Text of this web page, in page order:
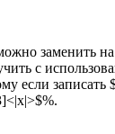
заменить
с
если